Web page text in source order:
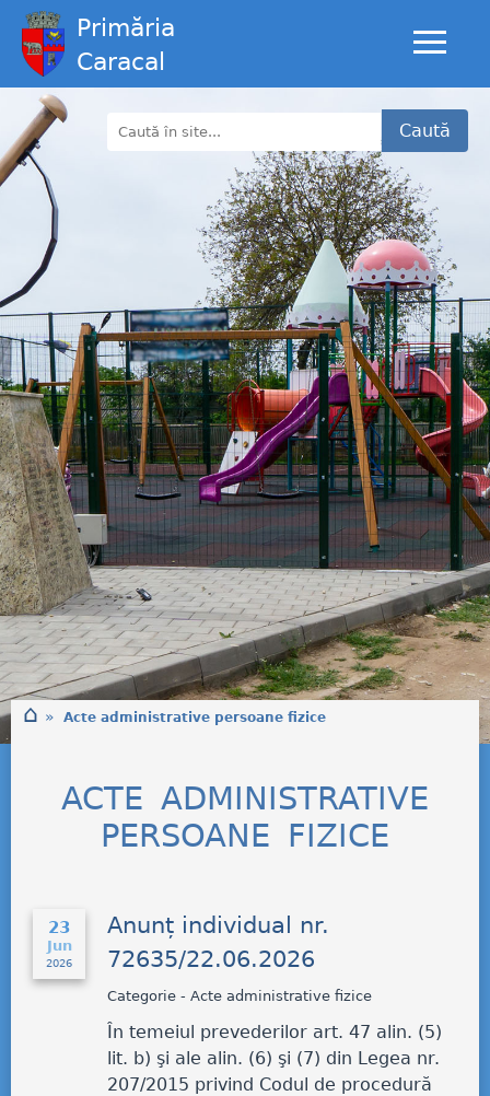
Primăria
Caracal
Caută
⌂ » Acte administrative persoane fizice
ACTE ADMINISTRATIVE
PERSOANE FIZICE
23
Jun
2026
Anunț individual nr.
72635/22.06.2026
Categorie - Acte administrative fizice
În temeiul prevederilor art. 47 alin. (5)
lit. b) şi ale alin. (6) şi (7) din Legea nr.
207/2015 privind Codul de procedură